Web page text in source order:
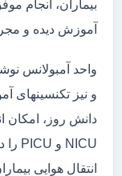
بیماران، انجام
آموزش دیده و
واحد آمبولانس
و نیز تکنسینهای
NICU و PICU را دارد.
انتقال هوایی